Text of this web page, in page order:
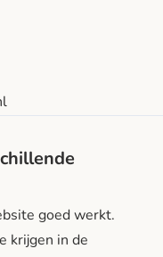
goed werkt.
krijgen in de